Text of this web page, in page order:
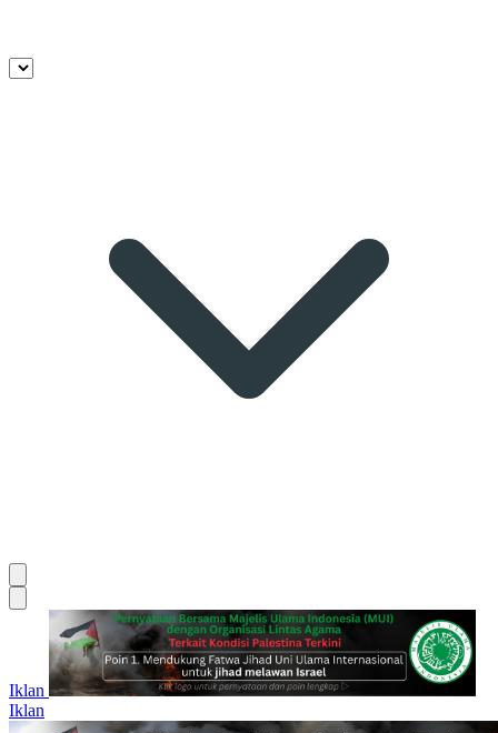
Iklan
Iklan